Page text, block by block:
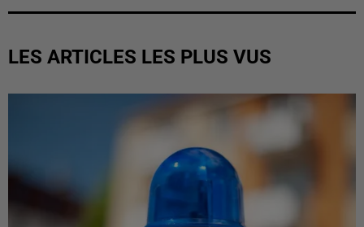
LES ARTICLES LES PLUS VUS